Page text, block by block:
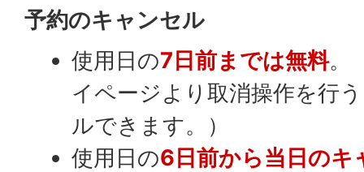
予約のキャンセル
使用日の7日前までは無料。
イページより取消操作を行
ルできます。）
使用日の6日前から当日のキ